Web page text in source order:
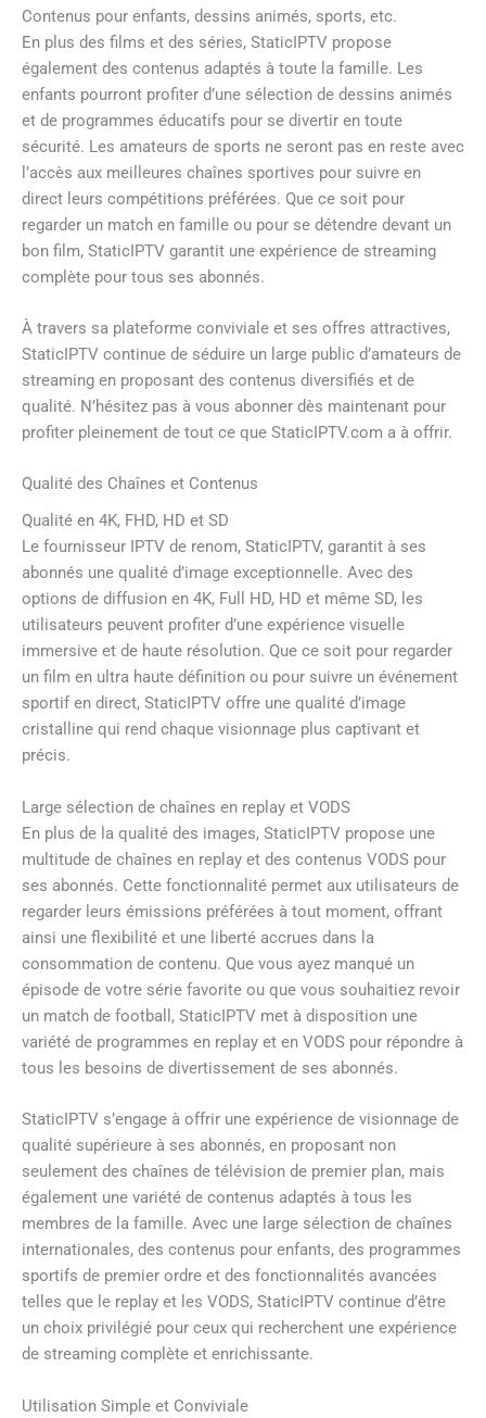
Contenus pour enfants, dessins animés, sports, etc.
En plus des films et des séries, StaticIPTV propose
également des contenus adaptés à toute la famille. Les
enfants pourront profiter d’une sélection de dessins animés
et de programmes éducatifs pour se divertir en toute
sécurité. Les amateurs de sports ne seront pas en reste avec
l’accès aux meilleures chaînes sportives pour suivre en
direct leurs compétitions préférées. Que ce soit pour
regarder un match en famille ou pour se détendre devant un
bon film, StaticIPTV garantit une expérience de streaming
complète pour tous ses abonnés.
À travers sa plateforme conviviale et ses offres attractives,
StaticIPTV continue de séduire un large public d’amateurs de
streaming en proposant des contenus diversifiés et de
qualité. N’hésitez pas à vous abonner dès maintenant pour
profiter pleinement de tout ce que StaticIPTV.com a à offrir.
Qualité des Chaînes et Contenus
Qualité en 4K, FHD, HD et SD
Le fournisseur IPTV de renom, StaticIPTV, garantit à ses
abonnés une qualité d’image exceptionnelle. Avec des
options de diffusion en 4K, Full HD, HD et même SD, les
utilisateurs peuvent profiter d’une expérience visuelle
immersive et de haute résolution. Que ce soit pour regarder
un film en ultra haute définition ou pour suivre un événement
sportif en direct, StaticIPTV offre une qualité d’image
cristalline qui rend chaque visionnage plus captivant et
précis.
Large sélection de chaînes en replay et VODS
En plus de la qualité des images, StaticIPTV propose une
multitude de chaînes en replay et des contenus VODS pour
ses abonnés. Cette fonctionnalité permet aux utilisateurs de
regarder leurs émissions préférées à tout moment, offrant
ainsi une flexibilité et une liberté accrues dans la
consommation de contenu. Que vous ayez manqué un
épisode de votre série favorite ou que vous souhaitiez revoir
un match de football, StaticIPTV met à disposition une
variété de programmes en replay et en VODS pour répondre à
tous les besoins de divertissement de ses abonnés.
StaticIPTV s’engage à offrir une expérience de visionnage de
qualité supérieure à ses abonnés, en proposant non
seulement des chaînes de télévision de premier plan, mais
également une variété de contenus adaptés à tous les
membres de la famille. Avec une large sélection de chaînes
internationales, des contenus pour enfants, des programmes
sportifs de premier ordre et des fonctionnalités avancées
telles que le replay et les VODS, StaticIPTV continue d’être
un choix privilégié pour ceux qui recherchent une expérience
de streaming complète et enrichissante.
Utilisation Simple et Conviviale